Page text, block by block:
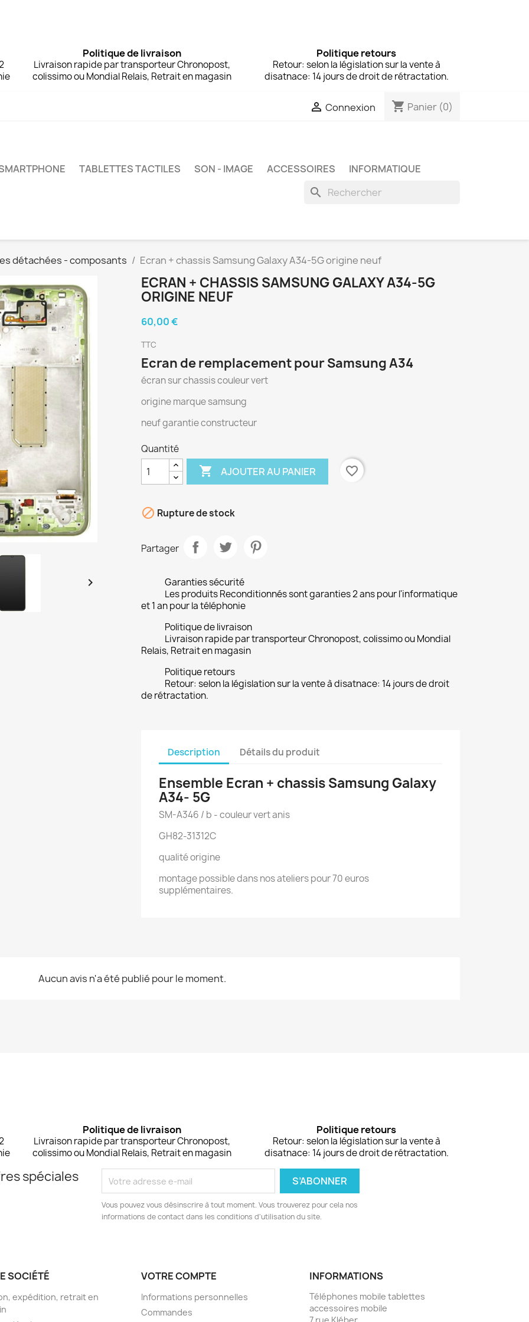
Politique de livraison
Livraison rapide par transporteur Chronopost,
colissimo ou Mondial Relais, Retrait en magasin
Politique retours
Retour: selon la législation sur la vente à
disatnace: 14 jours de droit de rétractation.
 Connexion shopping_cart Panier (0)
TABLETTES TACTILES SON - IMAGE ACCESSOIRES INFORMATIQUE
search
détachées - composants Ecran + chassis Samsung Galaxy A34-5G origine neuf

ECRAN + CHASSIS SAMSUNG GALAXY A34-5G
ORIGINE NEUF
60,00 €
TTC
Ecran de remplacement pour Samsung A34
écran sur chassis couleur vert
origine marque samsung
neuf garantie constructeur
Quantité
 AJOUTER AU PANIER favorite_border
 Rupture de stock
Partager
Garanties sécurité
Les produits Reconditionnés sont garanties 2 ans pour l'informatique
et 1 an pour la téléphonie
Politique de livraison
Livraison rapide par transporteur Chronopost, colissimo ou Mondial
Relais, Retrait en magasin
Politique retours
Retour: selon la législation sur la vente à disatnace: 14 jours de droit
de rétractation.
Description Détails du produit
Ensemble Ecran + chassis Samsung Galaxy
A34- 5G
SM-A346 / b - couleur vert anis
GH82-31312C
qualité origine
montage possible dans nos ateliers pour 70 euros
supplémentaires.
Aucun avis n'a été publié pour le moment.
Politique de livraison
Livraison rapide par transporteur Chronopost,
colissimo ou Mondial Relais, Retrait en magasin
Politique retours
Retour: selon la législation sur la vente à
disatnace: 14 jours de droit de rétractation.
spéciales
Vous pouvez vous désinscrire à tout moment. Vous trouverez pour cela nos
informations de contact dans les conditions d'utilisation du site.
SOCIÉTÉ
expédition, retrait en
VOTRE COMPTE
Informations personnelles
Commandes
INFORMATIONS
Téléphones mobile tablettes
accessoires mobile